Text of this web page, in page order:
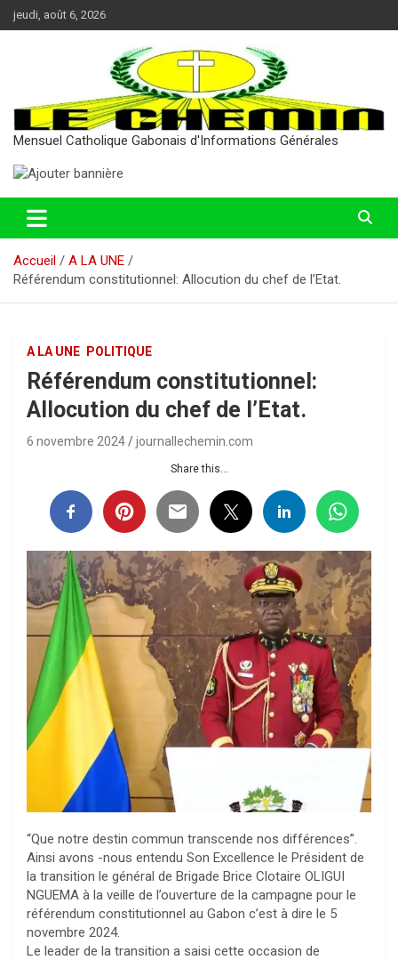
Aller
au
jeudi, août 6, 2026
Mensuel Catholique Gabonais d'Informations Générales
Accueil
A LA UNE
Référendum constitutionnel: Allocution du chef de l’Etat.
A LA UNE POLITIQUE
Référendum constitutionnel:
Allocution du chef de l’Etat.
6 novembre 2024 journallechemin.com
Share this...
“Que notre destin commun transcende nos différences”.
Ainsi avons -nous entendu Son Excellence le Président de
la transition le général de Brigade Brice Clotaire OLIGUI
NGUEMA à la veille de l’ouverture de la campagne pour le
référendum constitutionnel au Gabon c’est à dire le 5
novembre 2024.
Le leader de la transition a saisi cette occasion de